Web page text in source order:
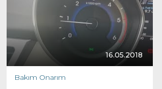
16.05.2018
Bakım Onarım